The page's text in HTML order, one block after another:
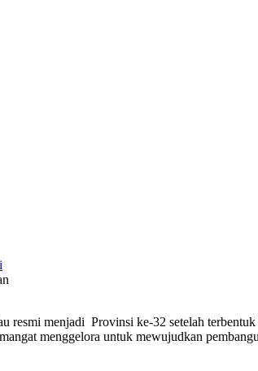
resmi menjadi Provinsi ke-32 setelah
menggelora untuk mewujudkan